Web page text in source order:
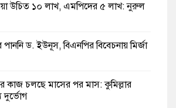
উচিত ১০ লাখ, এমপিদের ৫ লাখ: নুরুল
পাননি ড. ইউনূস, বিএনপির বিবেচনায় মির্জা
কাজ চলছে মাসের পর মাস: কুমিল্লার
দুর্ভোগ